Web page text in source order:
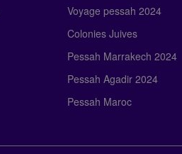
Voyage pessah 2024
Colonies Juives
Pessah Marrakech 2024
Pessah Agadir 2024
Pessah Maroc